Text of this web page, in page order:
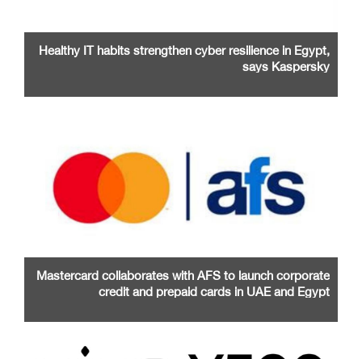
Healthy IT habits strengthen cyber resilience in Egypt,
says Kaspersky
Mastercard collaborates with AFS to launch corporate
credit and prepaid cards in UAE and Egypt